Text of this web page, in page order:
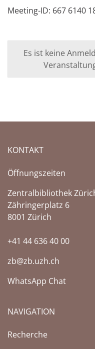
Meeting-ID: 667 6140
Es ist keine
KONTAKT
Öffnungszeiten
Zentralbibliothek
Zähringerplatz 6
8001 Zürich
+41 44 636 40 00
zb@zb.uzh.ch
WhatsApp Chat
NAVIGATION
Recherche